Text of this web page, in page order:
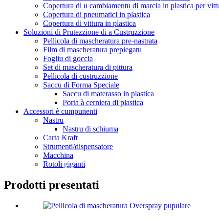
Copertura di u cambiamentu di marcia in plastica per
Copertura di pneumatici in plastica
Copertura di vittura in plastica
Soluzioni di Prutezzione di a Custruzzione
Pellicola di mascheratura pre-nastrata
Film di mascheratura prepiegatu
Fogliu di goccia
Set di mascheratura di pittura
Pellicola di custruzzione
Saccu di Forma Speciale
Saccu di materasso in plastica
Porta à cerniera di plastica
Accessori è cumpunenti
Nastru
Nastru di schiuma
Carta Kraft
Strumenti/dispensatore
Macchina
Rotoli giganti
Prodotti presentati